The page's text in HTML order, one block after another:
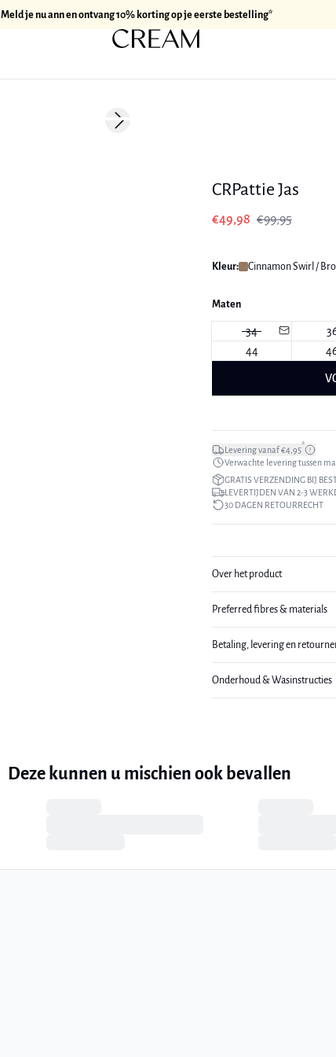
Meld je nu ann en ontvang 10% korting op je eerste bestelling*
Next slide
CRPattie Jas
€49,98 €99,95
Kleur: Cinnamon Swirl /
Maten
34
44
Levering vanaf €4,95*
Verwachte levering tussen
GRATIS VERZENDING BIJ
LEVERTIJDEN VAN 2-3
30 DAGEN RETOURRECHT
Over het product
Preferred fibres & materials
Betaling, levering en
Onderhoud & Wasinstructies
Deze kunnen u mischien ook bevallen